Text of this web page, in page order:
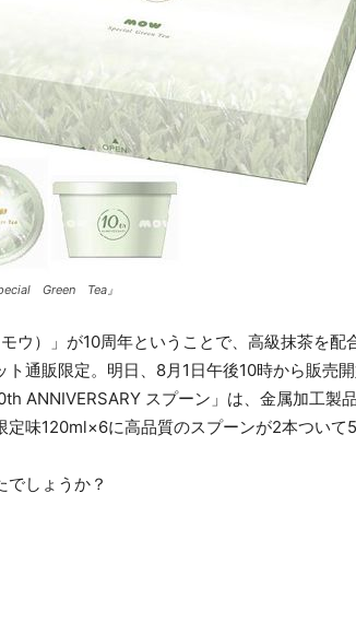
Green Tea』
ウ）」が10周年ということで、高級抹茶を配
通販限定。明日、8月1日午後10時から販売
ANNIVERSARY スプーン」は、金属加工製
定味120ml×6に高品質のスプーンが2本ついて
でしょうか？